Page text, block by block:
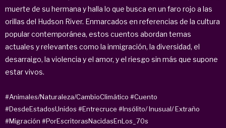
muerte de su hermana y halla lo que busca en un faro rojo a las
orillas del Hudson River. Enmarcados en referencias de la cultura
popular contemporánea, estos cuentos abordan temas
actuales y relevantes como la inmigración, la diversidad, el
desarraigo, la violencia y el amor, y el riesgo sin más que supone
estar vivos.
#Animales/Naturaleza/CambioClimático #Cuento
#DesdeEstadosUnidos #Entrecruce #Insólito/ Inusual/ Extraño
#Migración #PorEscritorasNacidasEnLos_70s